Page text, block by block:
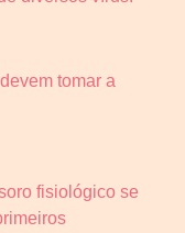
tomar a
fisiológico se